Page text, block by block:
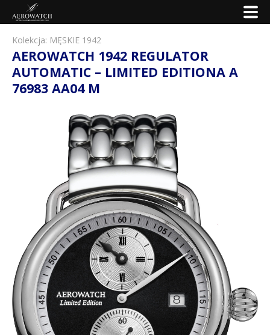
Kolekcja: MĘSKIE 1942
AEROWATCH 1942 REGULATOR
AUTOMATIC – LIMITED EDITIONA A
76983 AA04 M